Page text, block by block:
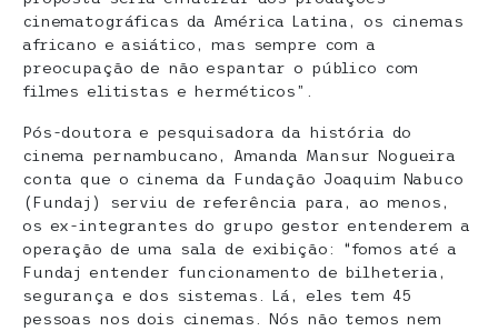
cinematográficas da América Latina, os cinemas
africano e asiático, mas sempre com a
preocupação de não espantar o público com
filmes elitistas e herméticos”.
Pós-doutora e pesquisadora da história do
cinema pernambucano, Amanda Mansur Nogueira
conta que o cinema da Fundação Joaquim Nabuco
(Fundaj) serviu de referência para, ao menos,
os ex-integrantes do grupo gestor entenderem a
operação de uma sala de exibição: “fomos até a
Fundaj entender funcionamento de bilheteria,
segurança e dos sistemas. Lá, eles tem 45
pessoas nos dois cinemas. Nós não temos nem